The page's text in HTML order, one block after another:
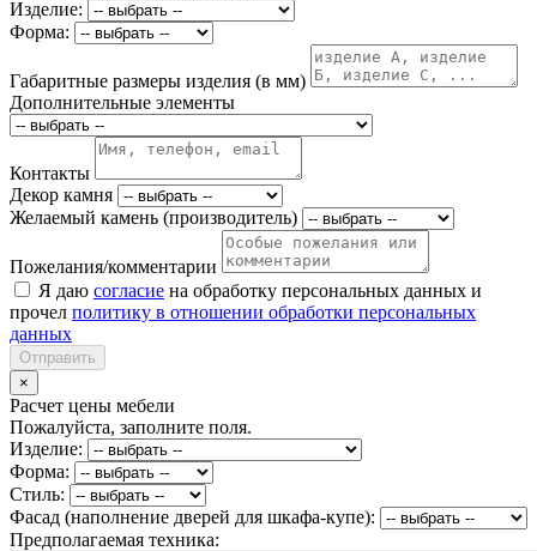
Изделие:
Форма:
Габаритные размеры изделия (в мм)
Дополнительные элементы
Контакты
Декор камня
Желаемый камень (производитель)
Пожелания/комментарии
Я даю согласие на обработку персональных данных и
прочел политику в отношении обработки персональных
данных
Отправить
×
Расчет цены мебели
Пожалуйста, заполните поля.
Изделие:
Форма:
Стиль:
Фасад (наполнение дверей для шкафа-купе):
Предполагаемая техника: